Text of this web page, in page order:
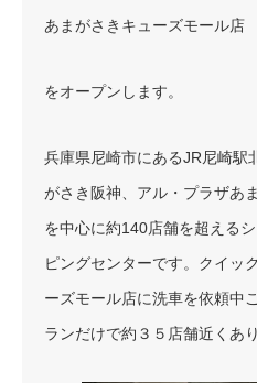
あまがさきキューズモール店
をオープンします。
兵庫県尼崎市にあるJR尼崎駅
がさき阪神、アル・プラザあ
を中心に約140店舗を超える
ピングセンターです。クイッ
ーズモール店に洗車を依頼中
ランだけで約３５店舗近くあ